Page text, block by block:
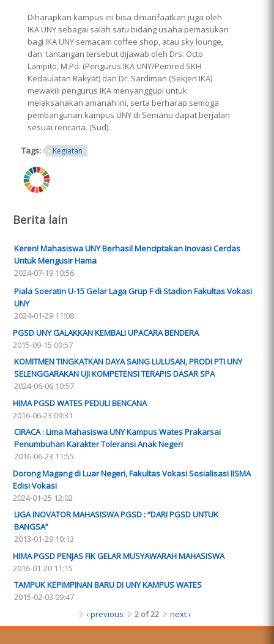
Diharapkan kampus ini bisa dimanfaatkan juga oleh
IKA UNY sebagai salah satu bidang usaha pemasukan
bagi IKA UNY semacam coffee shop, atau sky lounge,
dan tantangan tersebut dijawab oleh Drs. Octo
Lampito, M.Pd. (Pengurus IKA UNY/Pemred SKH
Kedaulatan Rakyat) dan Dr. Sardiman (Sekjen IKA)
mewakili pengurus IKA menyanggupi untuk
melaksanakan amanah ini, serta berharap semoga
pembangunan kampus UNY di Semanu dapat berjalan
sesuai rencana. (Sud).
Tags: Kegiatan
ring.png
Berita lain
Keren! Mahasiswa UNY Berhasil Menciptakan Inovasi Cerdas
Untuk Mengusir Hama
2024-07-19 10:56
Piala Soeratin U-15 Gelar Laga Grup F di Stadion Fakultas Vokasi
UNY
2024-01-29 11:08
PGSD UNY GALAKKAN KEMBALI UPACARA BENDERA
2015-09-15 09:57
KOMITMEN TINGKATKAN DAYA SAING LULUSAN, PRODI PTI UNY
SELENGGARAKAN UJI KOMPETENSI TERAPIS DASAR SPA
2024-06-06 10:57
HIMA PGSD WATES PEDULI BENCANA
2016-06-23 09:31
CIRACA : Lima Mahasiswa UNY Kampus Wates Prakarsai
Penumbuhan Karakter Toleransi Anak Negeri
2016-06-23 11:55
Dorong Magang di Luar Negeri, Fakultas Vokasi Sosialisasi IISMA
Edisi Vokasi
2024-01-25 12:02
LIGA INOVATOR MAHASISWA PGSD : “DARI PGSD UNTUK
BANGSA”
2013-01-29 10:13
HIMA PGSD PENJAS FIK GELAR MUSYAWARAH MAHASISWA
2016-01-20 11:15
TAMPUK KEPIMPINAN BARU DI UNY KAMPUS WATES
2015-02-03 09:47
‹ previous
2 of 22 next ›